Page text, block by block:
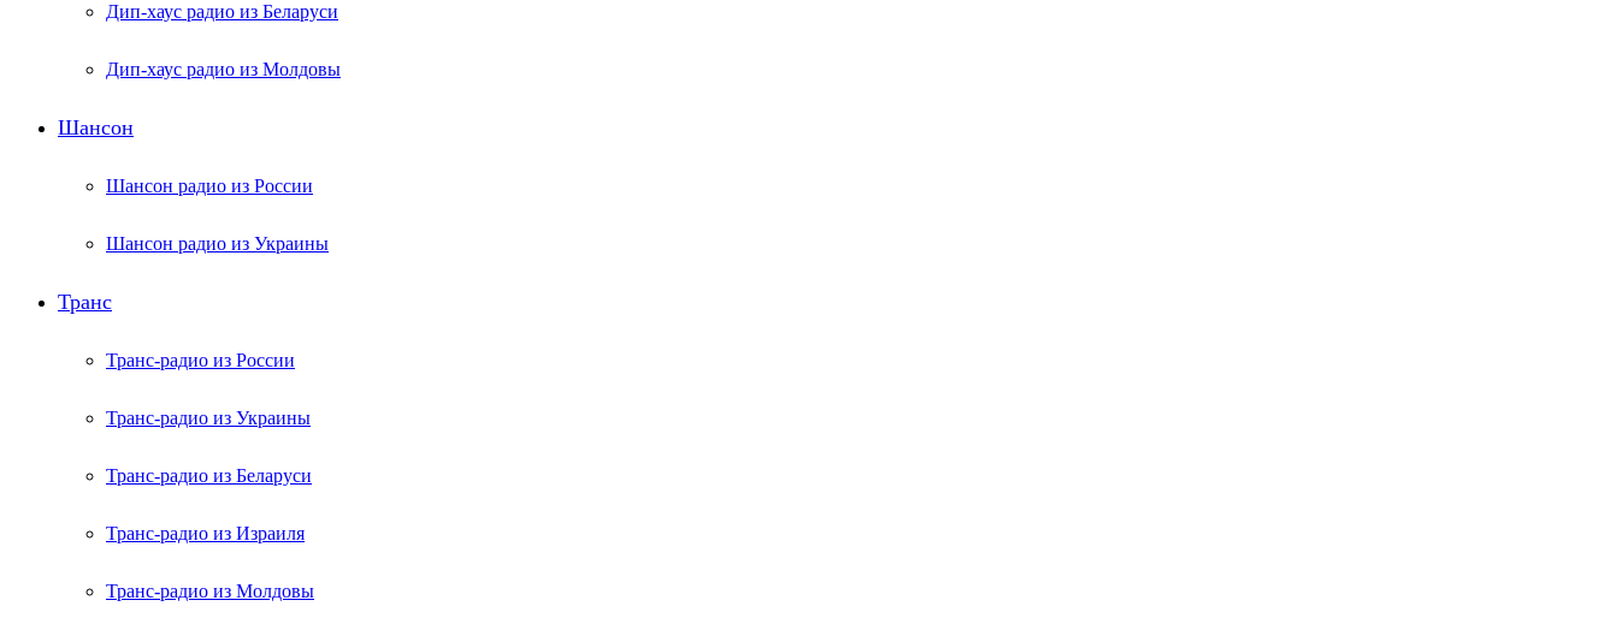
Дип-хаус радио из Беларуси
Дип-хаус радио из Молдовы
Шансон
Шансон радио из России
Шансон радио из Украины
Транс
Транс-радио из России
Транс-радио из Украины
Транс-радио из Беларуси
Транс-радио из Израиля
Транс-радио из Молдовы